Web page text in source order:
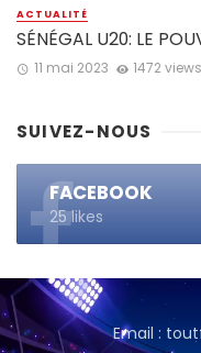
ACTUALITÉ
SÉNÉGAL U20: LE
11 mai 2023 1472 views
SUIVEZ-NOUS
FACEBOOK
25 likes
Email :